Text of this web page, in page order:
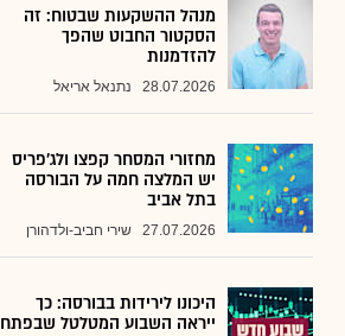
מנהל ההשקעות שבטוח: זה
הסקטור החבוט שהפך
להזדמנות
28.07.2026 נתנאל אריאל
מחזורי המסחר קפצו ולג'פריס
יש המלצה חמה על הבורסה
בתל אביב
27.07.2026 שירי חביב-ולדהורן
היכונו לירידות בבורסה: כך
ייראה השבוע המטלטל שבפתח